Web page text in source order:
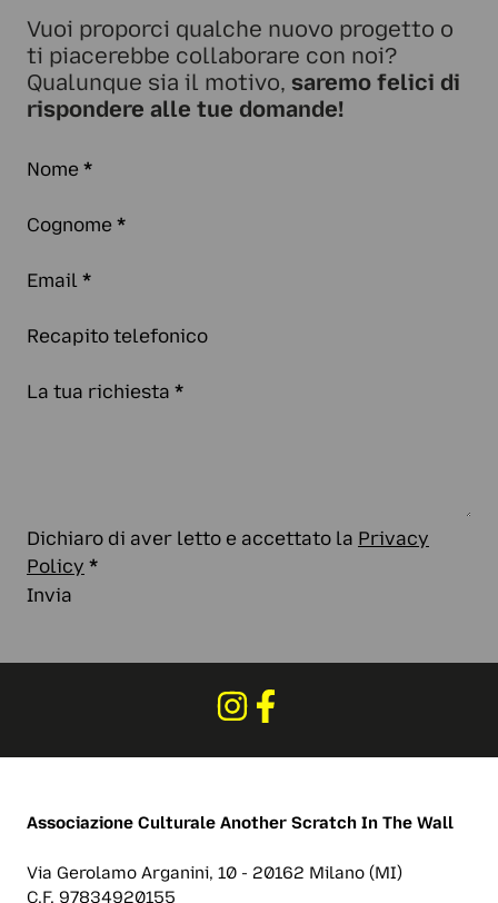
Vuoi proporci qualche nuovo progetto o
ti piacerebbe collaborare con noi?
Qualunque sia il motivo, saremo felici di
rispondere alle tue domande!
Nome *
Cognome *
Email *
Recapito telefonico
La tua richiesta *
Dichiaro di aver letto e accettato la Privacy
Policy *
Invia
Associazione Culturale Another Scratch In The Wall
Via Gerolamo Arganini, 10 - 20162 Milano (MI)
C.F. 97834920155